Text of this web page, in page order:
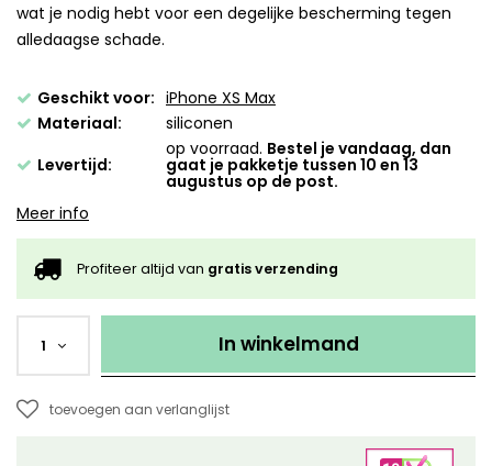
wat je nodig hebt voor een degelijke bescherming tegen
alledaagse schade.
Geschikt voor: iPhone XS Max
Materiaal:
siliconen
Levertijd:
op voorraad. Bestel je vandaag, dan
gaat je pakketje tussen 10 en 13
augustus op de post.
Meer info
Profiteer altijd van gratis verzending
1 In winkelmand
toevoegen aan verlanglijst